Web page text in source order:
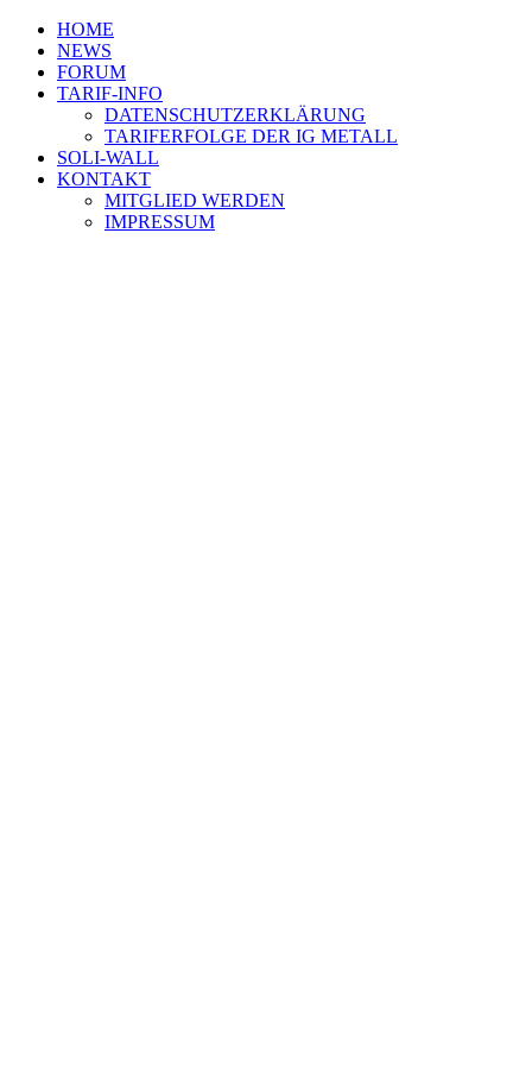
HOME
NEWS
FORUM
TARIF-INFO
DATENSCHUTZERKLÄRUNG
TARIFERFOLGE DER IG METALL
SOLI-WALL
KONTAKT
MITGLIED WERDEN
IMPRESSUM